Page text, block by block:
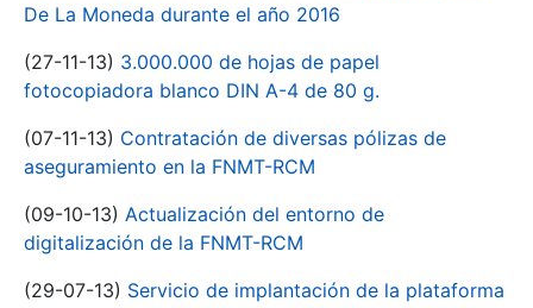
De La Moneda durante el año 2016
(27-11-13) 3.000.000 de hojas de papel
fotocopiadora blanco DIN A-4 de 80 g.
(07-11-13) Contratación de diversas pólizas de
aseguramiento en la FNMT-RCM
(09-10-13) Actualización del entorno de
digitalización de la FNMT-RCM
(29-07-13) Servicio de implantación de la plataforma